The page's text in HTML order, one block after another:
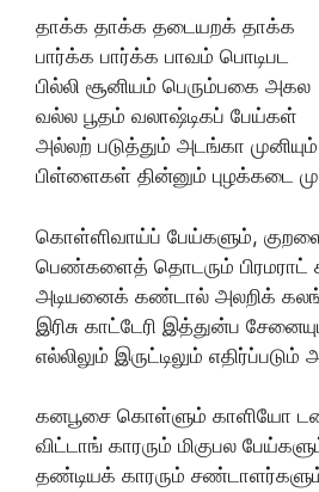
தாக்க தாக்க தடையறக் தாக்க
பார்க்க பார்க்க பாவம் பொடிபட
பில்லி சூனியம் பெரும்பகை அகல
வல்ல பூதம் வலாஷ்டிகப் பேய்கள்
அல்லற் படுத்தும் அடங்கா முனியும்
பிள்ளைகள் தின்னும் புழக்கடை
கொள்ளிவாய்ப் பேய்களும்,
பெண்களைத் தொடரும் பிரமராட்
அடியனைக் கண்டால் அலறிக்
இரிசு காட்டேரி இத்துன்ப
எல்லிலும் இருட்டிலும்
கனபூசை கொள்ளும் காளியோ
விட்டாங் காரரும் மிகுபல
தண்டியக் காரரும்